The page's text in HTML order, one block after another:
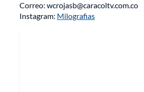
Correo: wcrojasb@caracoltv.com.co
Instagram: Milografias